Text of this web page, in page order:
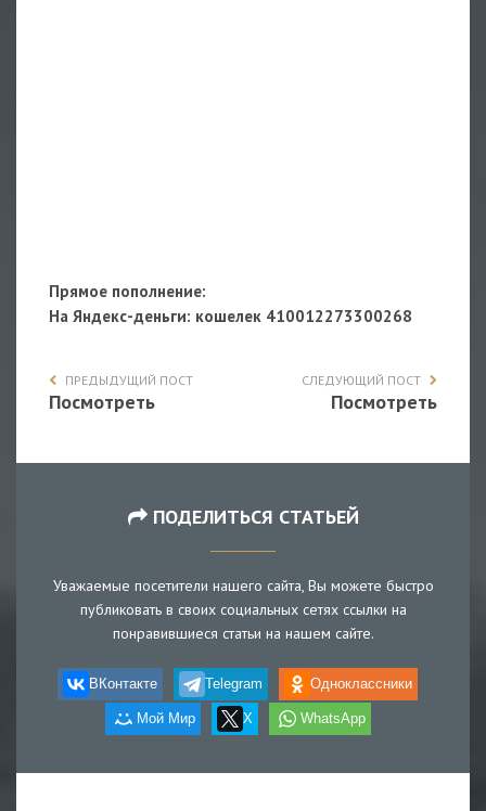
Прямое пополнение:
На Яндекс-деньги: кошелек 410012273300268
ПРЕДЫДУЩИЙ ПОСТ
Посмотреть
СЛЕДУЮЩИЙ ПОСТ
Посмотреть
ПОДЕЛИТЬСЯ СТАТЬЕЙ
Уважаемые посетители нашего сайта, Вы можете быстро
публиковать в своих социальных сетях ссылки на
понравившиеся статьи на нашем сайте.
ВКонтакте Telegram Одноклассники
Мой Мир X WhatsApp